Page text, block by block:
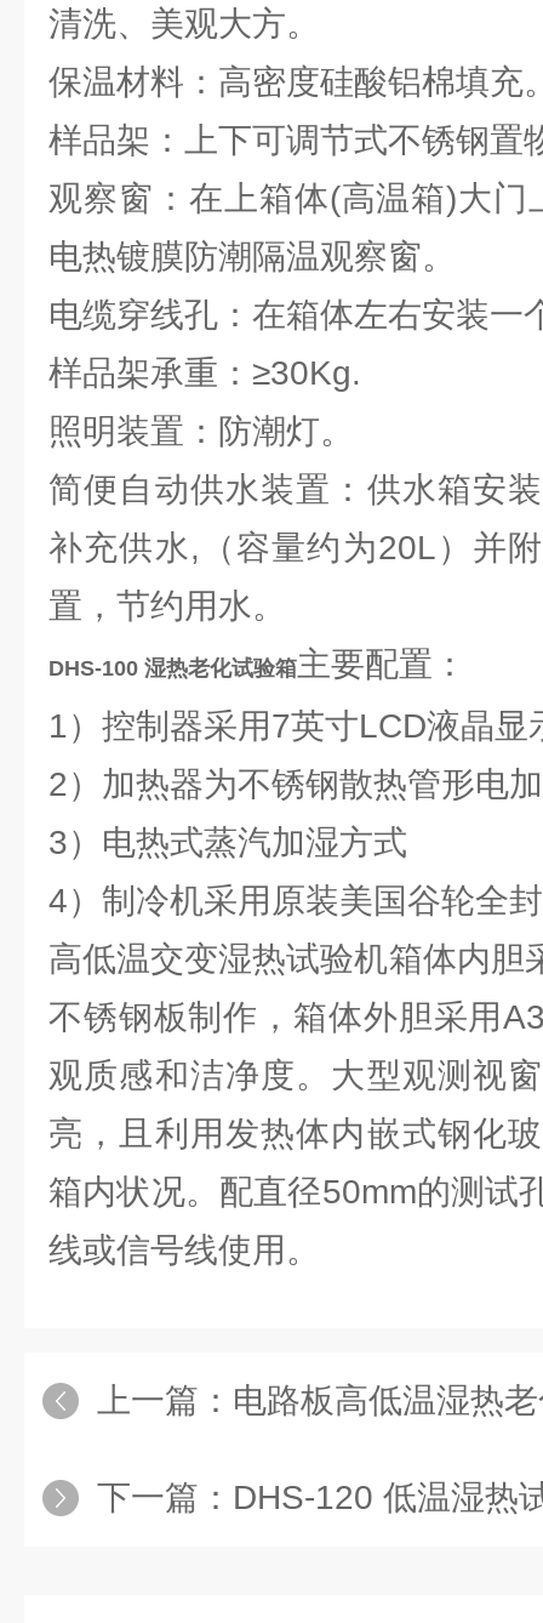
清洗、美观大方。
保温材料：高密度硅酸铝棉填充
样品架：上下可调节式不锈钢置
观察窗：在上箱体(高温箱)大门
电热镀膜防潮隔温观察窗。
电缆穿线孔：在箱体左右安装一
样品架承重：≥30Kg.
照明装置：防潮灯。
简便自动供水装置：供水箱安
补充供水,（容量约为20L）并
置，节约用水。
DHS-100 湿热老化试验箱主要配置：
1）控制器采用7英寸LCD液晶显
2）加热器为不锈钢散热管形电
3）电热式蒸汽加湿方式
4）制冷机采用原装美国谷轮全
高低温交变湿热试验机箱体内胆
不锈钢板制作，箱体外胆采用
观质感和洁净度。大型观测视
亮，且利用发热体内嵌式钢化
箱内状况。配直径50mm的测试
线或信号线使用。
上一篇： 电路板高低温湿热
下一篇： DHS-120 低温湿热